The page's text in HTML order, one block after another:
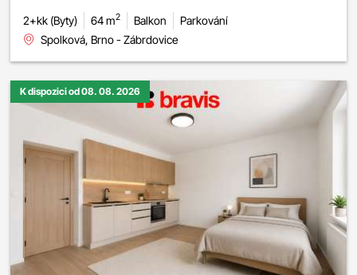
2+kk (Byty) 64 m2 Balkon
Parkování
Spolková, Brno - Zábrdovice
K dispozici od 08. 08. 2026